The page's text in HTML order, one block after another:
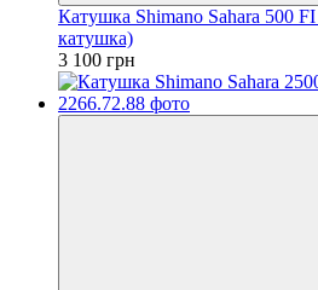
Катушка Shimano Sahara 500
катушка)
3 100 грн